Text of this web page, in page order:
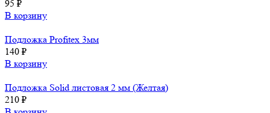
95 ₽
В корзину
Подложка Profitex 3мм
140 ₽
В корзину
Подложка Solid листовая 2 мм (Желтая)
210 ₽